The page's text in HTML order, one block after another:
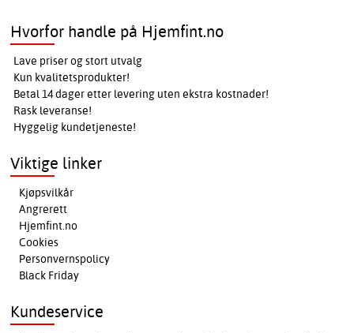
Hvorfor handle på Hjemfint.no
Lave priser og stort utvalg
Kun kvalitetsprodukter!
Betal 14 dager etter levering uten ekstra kostnader!
Rask leveranse!
Hyggelig kundetjeneste!
Viktige linker
Kjøpsvilkår
Angrerett
Hjemfint.no
Cookies
Personvernspolicy
Black Friday
Kundeservice